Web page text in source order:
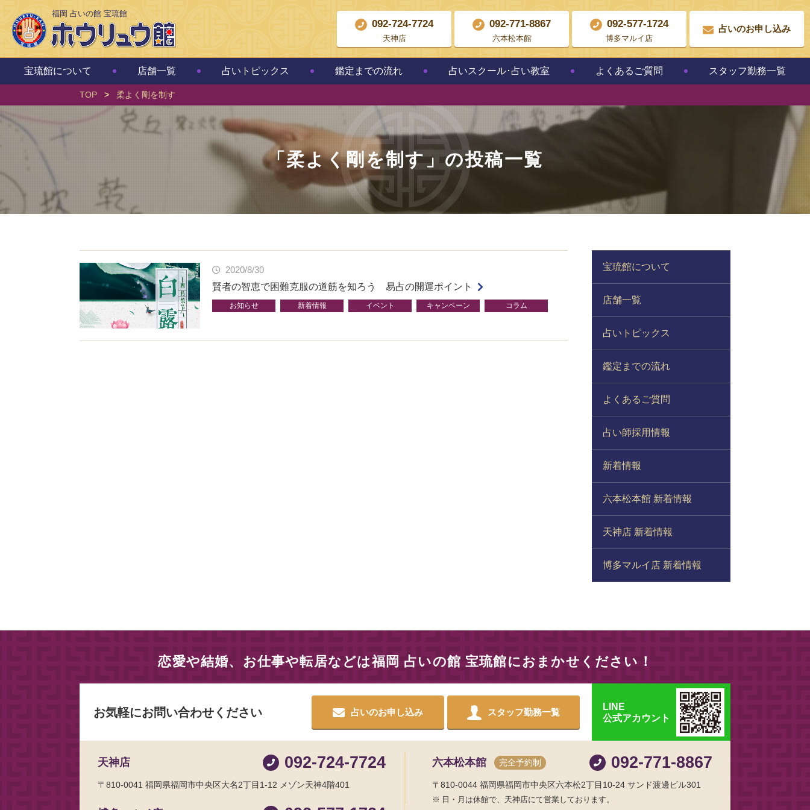
福岡 占いの館 宝琉館
092-724-7724
天神店
092-771-8867
六本松本館
092-577-1724
博多マルイ店
占いのお申し込み
宝琉館について 店舗一覧 占いトピックス 鑑定までの流れ 占いスクール･占い教室 よくあるご質問 スタッフ勤務一覧
TOP > 柔よく剛を制す
「柔よく剛を制す」の投稿一覧
2020/8/30
賢者の智恵で困難克服の道筋を知ろう 易占の開運ポイント
お知らせ 新着情報 イベント キャンペーン コラム
宝琉館について
店舗一覧
占いトピックス
鑑定までの流れ
よくあるご質問
占い師採用情報
新着情報
六本松本館 新着情報
天神店 新着情報
博多マルイ店 新着情報
恋愛や結婚、お仕事や転居などは福岡 占いの館 宝琉館におまかせください！
お気軽にお問い合わせください 占いのお申し込み スタッフ勤務一覧
LINE
公式アカウント
天神店 092-724-7724
〒810-0041 福岡県福岡市中央区大名2丁目1-12 メゾン天神4階401
六本松本館 完全予約制 092-771-8867
〒810-0044 福岡県福岡市中央区六本松2丁目10-24 サンド渡邊ビル301
日・月は休館で、天神店にて営業しております。